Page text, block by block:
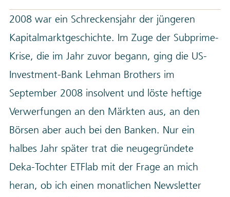
2008 war ein Schreckensjahr der jüngeren
Kapitalmarktgeschichte. Im Zuge der Subprime-
Krise, die im Jahr zuvor begann, ging die US-
Investment-Bank Lehman Brothers im
September 2008 insolvent und löste heftige
Verwerfungen an den Märkten aus, an den
Börsen aber auch bei den Banken. Nur ein
halbes Jahr später trat die neugegründete
Deka-Tochter ETFlab mit der Frage an mich
heran, ob ich einen monatlichen Newsletter